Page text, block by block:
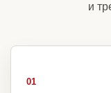
и
01